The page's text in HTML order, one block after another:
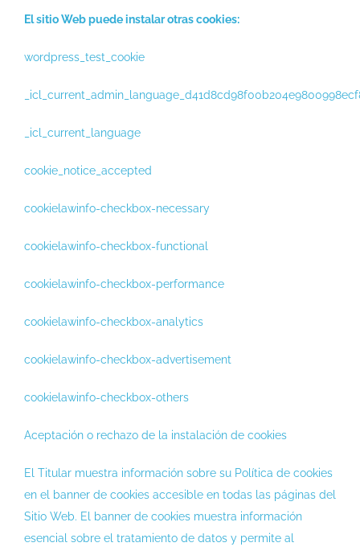
El sitio Web puede instalar otras cookies:
wordpress_test_cookie
_icl_current_language
cookie_notice_accepted
cookielawinfo-checkbox-necessary
cookielawinfo-checkbox-functional
cookielawinfo-checkbox-performance
cookielawinfo-checkbox-analytics
cookielawinfo-checkbox-advertisement
cookielawinfo-checkbox-others
Aceptación o rechazo de la instalación de cookies
El Titular muestra información sobre su Política de cookies
en el banner de cookies accesible en todas las páginas del
Sitio Web. El banner de cookies muestra información
esencial sobre el tratamiento de datos y permite al